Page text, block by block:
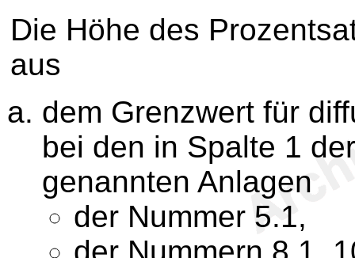
Die Höhe des
aus
dem Grenzwert für
bei den in Spalte 1
genannten Anlagen
der Nummer 5.1,